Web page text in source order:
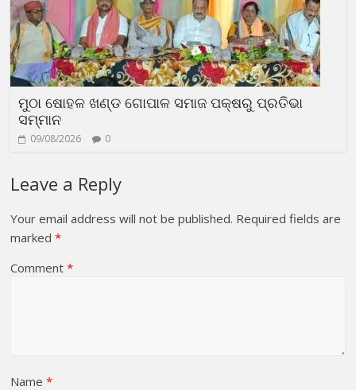
ମୁଠା ଷୋହଳ ଖଣ୍ଡ ଗୋପାଳ ସମାଜ ପକ୍ଷରୁ ପ୍ରତିଭା
ସମ୍ମାନ
09/08/2026 0
Leave a Reply
Your email address will not be published. Required fields are
marked*
Comment*
Name*